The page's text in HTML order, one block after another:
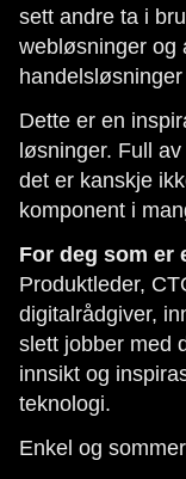
sett andre ta i
webløsninger og
Dette er en
løsninger. Full
det er kanskje
komponent i
For deg som er
Produktleder,
digitalrådgiver,
slett jobber med
innsikt og
teknologi.
Enkel og